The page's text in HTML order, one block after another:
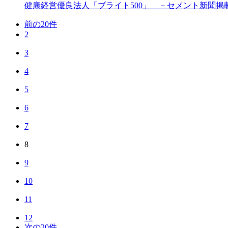
健康経営優良法人「ブライト500」 －セメント新聞掲
前の20件
2
3
4
5
6
7
8
9
10
11
12